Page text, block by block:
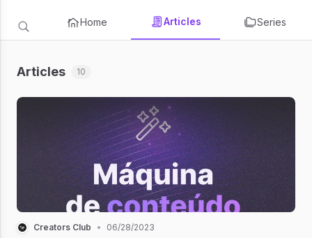
Home Articles Series
Articles 10
Creators Club • 06/28/2023